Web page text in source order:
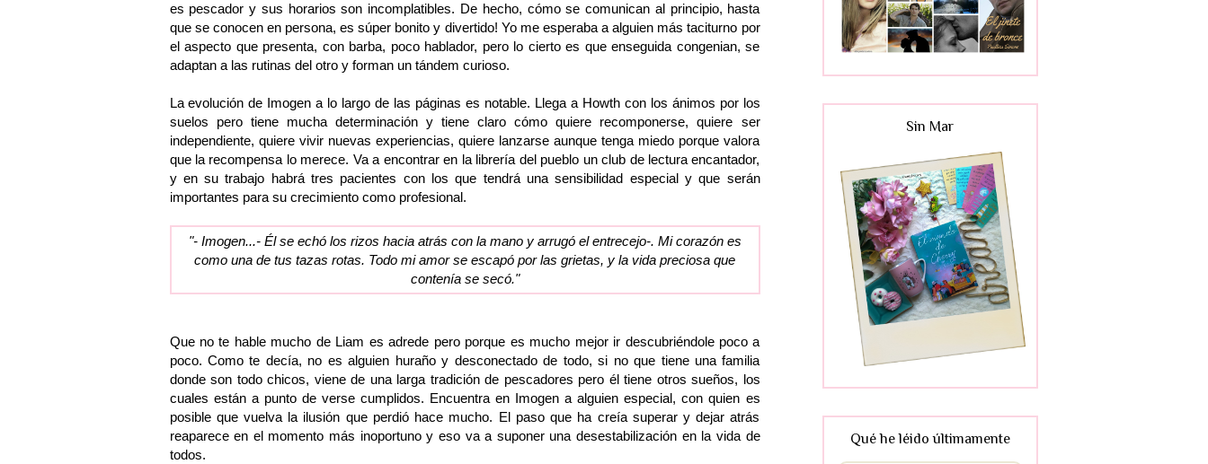
es pescador y sus horarios son incomplatibles. De hecho, cómo se comunican al principio, hasta
que se conocen en persona, es súper bonito y divertido! Yo me esperaba a alguien más taciturno por
el aspecto que presenta, con barba, poco hablador, pero lo cierto es que enseguida congenian, se
adaptan a las rutinas del otro y forman un tándem curioso.
La evolución de Imogen a lo largo de las páginas es notable. Llega a Howth con los ánimos por los
suelos pero tiene mucha determinación y tiene claro cómo quiere recomponerse, quiere ser
independiente, quiere vivir nuevas experiencias, quiere lanzarse aunque tenga miedo porque valora
que la recompensa lo merece. Va a encontrar en la librería del pueblo un club de lectura encantador,
y en su trabajo habrá tres pacientes con los que tendrá una sensibilidad especial y que serán
importantes para su crecimiento como profesional.
"- Imogen...- Él se echó los rizos hacia atrás con la mano y arrugó el entrecejo-. Mi corazón es
como una de tus tazas rotas. Todo mi amor se escapó por las grietas, y la vida preciosa que
contenía se secó."
Que no te hable mucho de Liam es adrede pero porque es mucho mejor ir descubriéndole poco a
poco. Como te decía, no es alguien huraño y desconectado de todo, si no que tiene una familia
donde son todo chicos, viene de una larga tradición de pescadores pero él tiene otros sueños, los
cuales están a punto de verse cumplidos. Encuentra en Imogen a alguien especial, con quien es
posible que vuelva la ilusión que perdió hace mucho. El paso que ha creía superar y dejar atrás
reaparece en el momento más inoportuno y eso va a suponer una desestabilización en la vida de
todos.
Sin Mar
Qué he léido últimamente